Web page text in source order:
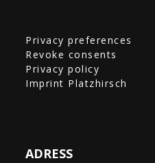
Privacy preferences
Revoke consents
Privacy policy
Imprint Platzhirsch
ADRESS